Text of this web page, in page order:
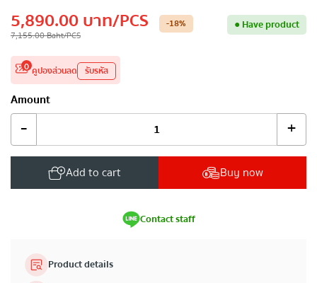
5,890.00บาท/PCS
7,155.00Baht/PCS
-18% ●Have product
0 คูปองส่วนลด รับรหัส
Amount
- +
Add to cart Buy now
Contact staff
Product details